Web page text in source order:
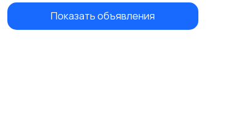
Показать объявления